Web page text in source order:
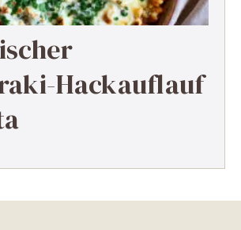
Hackauflauf